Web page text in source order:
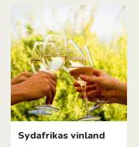
Sydafrikas vinland